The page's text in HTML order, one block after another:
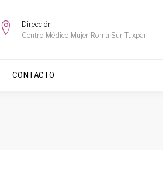
Dirección
Centro Médico Mujer Roma Sur Tuxpan
CONTACTO